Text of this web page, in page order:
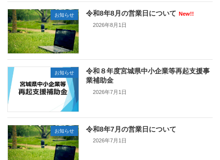
お知らせ 令和8年8月の営業日について New!!
2026年8月1日
お知らせ
令和８年度宮城県中小企業等再起支援事
業補助金
2026年7月1日
お知らせ 令和8年7月の営業日について
2026年7月1日